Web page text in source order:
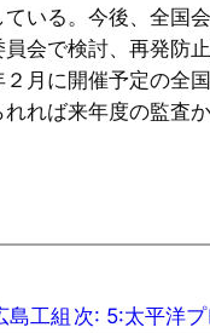
ている。今後、全国
会で検討、再発防
月に開催予定の全
れれば来年度の監査
島工組 次: 5:太平洋プ